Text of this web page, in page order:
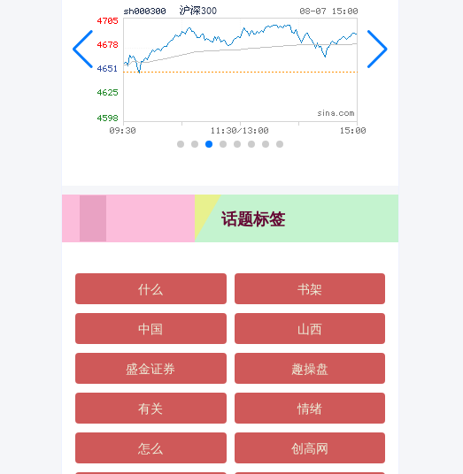
话题标签
什么 书架
中国 山西
盛金证券 趣操盘
有关 情绪
怎么 创高网